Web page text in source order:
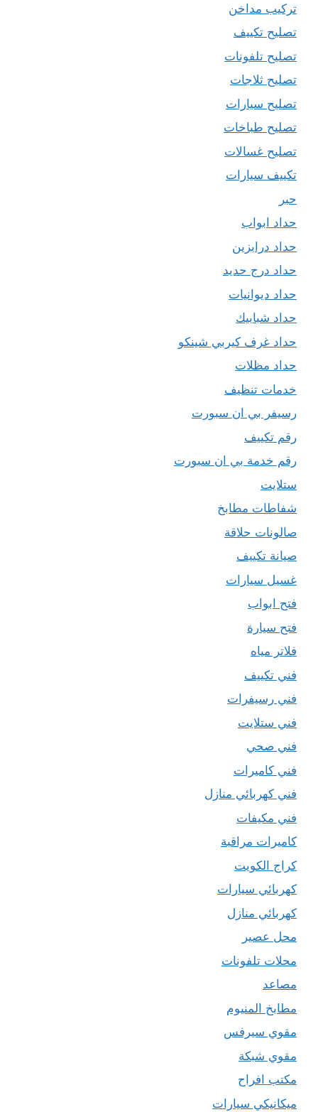
تركيب مداخن
تصليح تكييف
تصليح تلفونات
تصليح ثلاجات
تصليح سيارات
تصليح طباخات
تصليح غسالات
تكييف سيارات
حبر
حداد ابواب
حداد درابزين
حداد درج حديد
حداد ديوانيات
حداد شبابيك
حداد غرف كيربي شينكو
حداد مظلات
خدمات تنظيف
رسيفر بي ان سبورت
رقم تكييف
رقم خدمة بي ان سبورت
ستلايت
شفاطات مطابخ
صالونات حلاقة
صيانة تكييف
غسيل سيارات
فتح ابواب
فتح سيارة
فلاتر مياه
فني تكييف
فني رسيفرات
فني ستلايت
فني صحي
فني كاميرات
فني كهربائي منازل
فني مكيفات
كاميرات مراقبة
كراج الكويت
كهربائي سيارات
كهربائي منازل
محل عصير
محلات تلفونات
مصاعد
مطابخ المنيوم
مقوي سيرفس
مقوي شبكة
مكتب افراح
ميكانيكي سيارات